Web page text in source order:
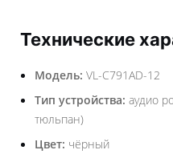
Технические
Модель: VL-C791AD-12
Тип устройства: аудио
тюльпан)
Цвет: чёрный